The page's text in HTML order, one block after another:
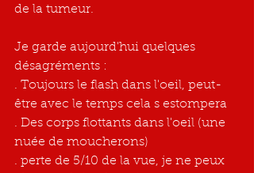
de la tumeur.
Je garde aujourd'hui quelques
désagréments :
. Toujours le flash dans l'oeil, peut-
être avec le temps cela s estompera
. Des corps flottants dans l'oeil (une
nuée de moucherons)
. perte de 5/10 de la vue, je ne peux